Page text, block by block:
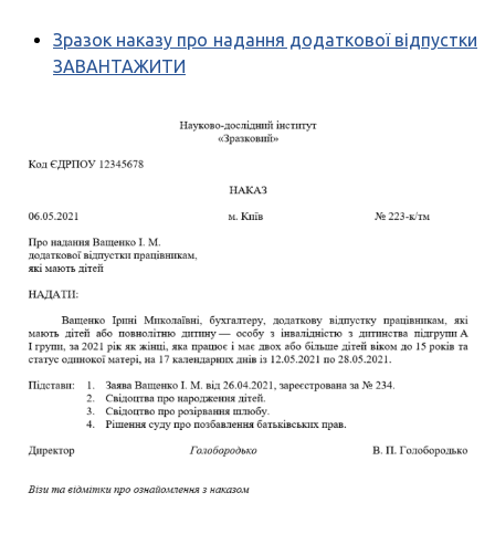
Зразок наказу про надання додаткової відпустки
ЗАВАНТАЖИТИ